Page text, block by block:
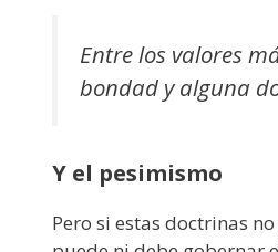
Entre los valores
bondad y alguna
Y el pesimismo
Pero si estas doctrinas